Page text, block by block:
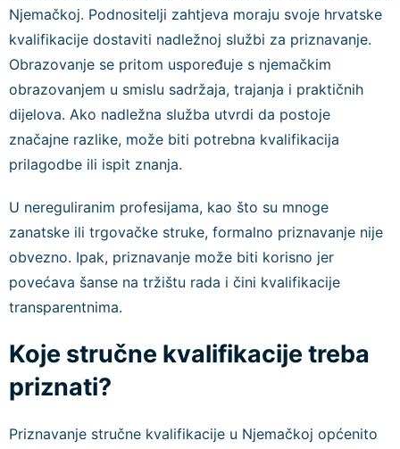
Njemačkoj. Podnositelji zahtjeva moraju svoje hrvatske
kvalifikacije dostaviti nadležnoj službi za priznavanje.
Obrazovanje se pritom uspoređuje s njemačkim
obrazovanjem u smislu sadržaja, trajanja i praktičnih
dijelova. Ako nadležna služba utvrdi da postoje
značajne razlike, može biti potrebna kvalifikacija
prilagodbe ili ispit znanja.
U nereguliranim profesijama, kao što su mnoge
zanatske ili trgovačke struke, formalno priznavanje nije
obvezno. Ipak, priznavanje može biti korisno jer
povećava šanse na tržištu rada i čini kvalifikacije
transparentnima.
Koje stručne kvalifikacije treba
priznati?
Priznavanje stručne kvalifikacije u Njemačkoj općenito